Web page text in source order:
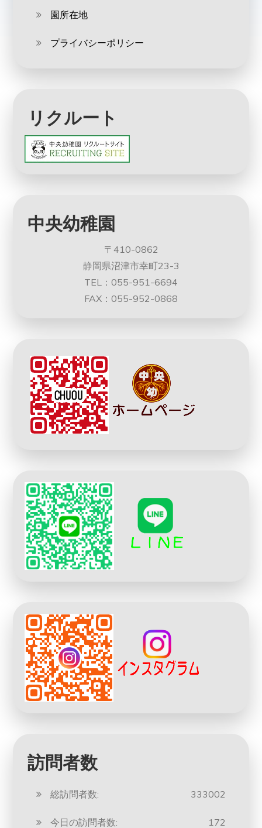
園所在地
プライバシーポリシー
リクルート
中央幼稚園
〒410-0862
静岡県沼津市幸町23-3
TEL：055-951-6694
FAX：055-952-0868
訪問者数
333002
総訪問者数:
172
今日の訪問者数: